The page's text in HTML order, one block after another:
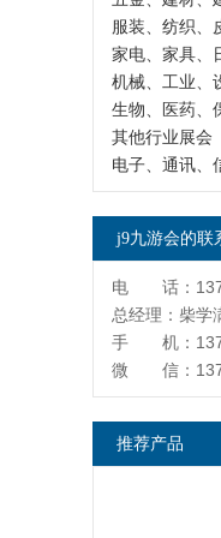
服装、纺织、
家电、家具、
机械、工业、
生物、医药、
其他行业展会
电子、通讯、
j9九游会的联
电 话：
总经理：柴学
手 机：
微 信：
推荐产品